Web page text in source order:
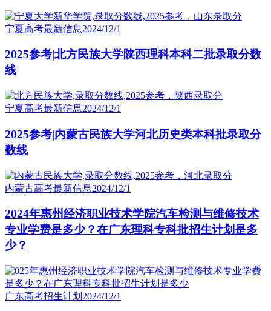
宁夏高考最新信息2024/12/1
2025参考|北方民族大学陕西理科本科二批录取分数
线
宁夏高考最新信息2024/12/1
2025参考|内蒙古民族大学河北历史类本科批录取分
数线
内蒙古高考最新信息2024/12/1
2024年惠州经济职业技术学院汽车检测与维修技术
专业学费是多少？在广东理科专科批招生计划是多
少？
广东高考招生计划 2024/12/1